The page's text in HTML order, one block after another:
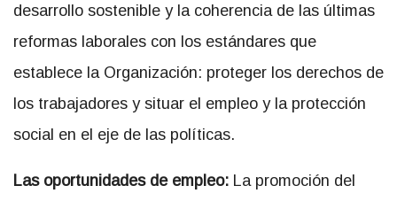
desarrollo sostenible y la coherencia de las últimas
reformas laborales con los estándares que
establece la Organización: proteger los derechos de
los trabajadores y situar el empleo y la protección
social en el eje de las políticas.
Las oportunidades de empleo: La promoción del